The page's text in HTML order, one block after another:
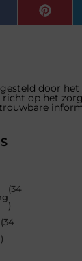
door
richt op het
(34
)
(34
)